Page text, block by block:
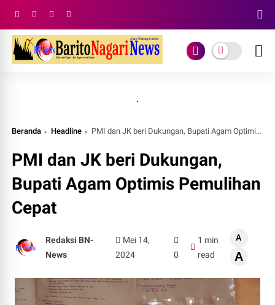
.
Beranda Headline PMI dan JK beri Dukungan, Bupati Agam Optimis Pemulihan Cepat
PMI dan JK beri Dukungan,
Bupati Agam Optimis Pemulihan
Cepat
Redaksi BN-
News
Mei 14,
2024
0
1 min
read
A
A